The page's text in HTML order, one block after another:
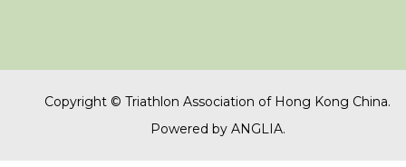
相片及影片
Copyright © Triathlon Association of Hong Kong China.
Powered by ANGLIA.